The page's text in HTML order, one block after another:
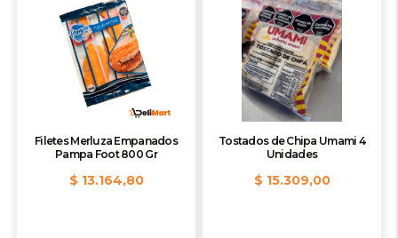
Filetes Merluza Empanados
Pampa Foot 800 Gr
$ 13.164,80
Tostados de Chipa Umami 4
Unidades
$ 15.309,00